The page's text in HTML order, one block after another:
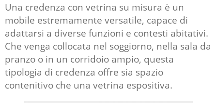
Una credenza con vetrina su misura è un
mobile estremamente versatile, capace di
adattarsi a diverse funzioni e contesti abitativi.
Che venga collocata nel soggiorno, nella sala da
pranzo o in un corridoio ampio, questa
tipologia di credenza offre sia spazio
contenitivo che una vetrina espositiva.